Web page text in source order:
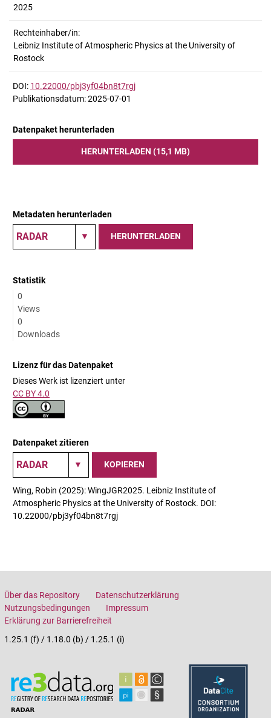
2025
Rechteinhaber/in:
Leibniz Institute of Atmospheric Physics at the University of
Rostock
DOI: 10.22000/pbj3yf04bn8t7rgj
Publikationsdatum: 2025-07-01
Datenpaket herunterladen
HERUNTERLADEN (15,1 MB)
Metadaten herunterladen
HERUNTERLADEN
Statistik
0
Views
0
Downloads
Lizenz für das Datenpaket
Dieses Werk ist lizenziert unter
CC BY 4.0
Datenpaket zitieren
KOPIEREN
Wing, Robin (2025): WingJGR2025. Leibniz Institute of
Atmospheric Physics at the University of Rostock. DOI:
10.22000/pbj3yf04bn8t7rgj
Über das Repository
Datenschutzerklärung
Nutzungsbedingungen
Impressum
Erklärung zur Barrierefreiheit
1.25.1 (f) / 1.18.0 (b) / 1.25.1 (i)